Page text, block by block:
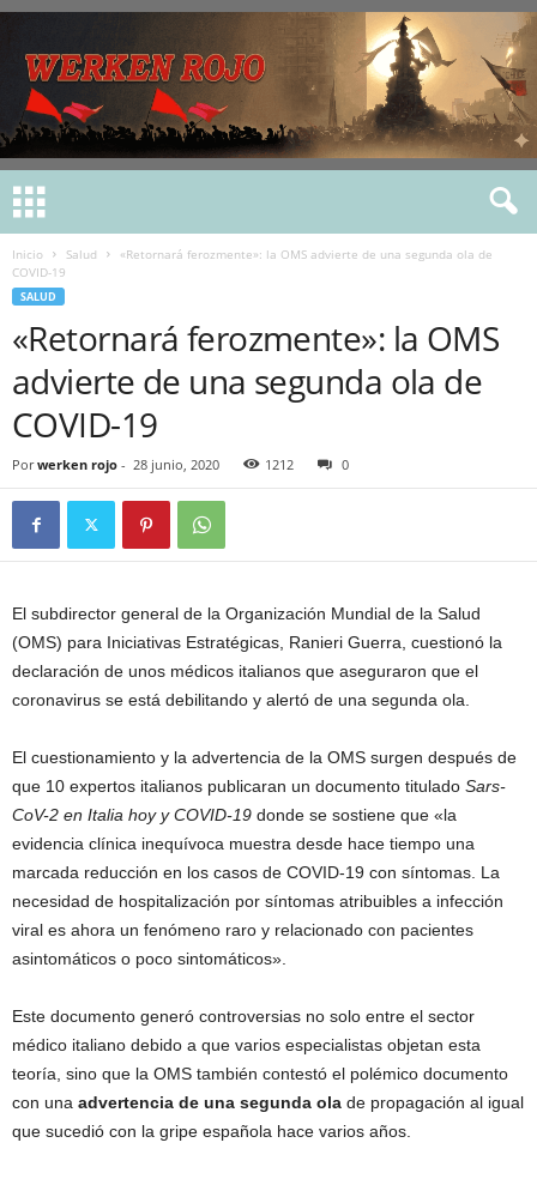
Inicio Salud
«Retornará ferozmente»: la OMS advierte de una segunda ola de
COVID-19
SALUD
«Retornará ferozmente»: la OMS
advierte de una segunda ola de
COVID-19
Por werken rojo - 28 junio, 2020 1212 0
El subdirector general de la Organización Mundial de la Salud
(OMS) para Iniciativas Estratégicas, Ranieri Guerra, cuestionó la
declaración de unos médicos italianos que aseguraron que el
coronavirus se está debilitando y alertó de una segunda ola.
El cuestionamiento y la advertencia de la OMS surgen después de
que 10 expertos italianos publicaran un documento titulado Sars-
CoV-2 en Italia hoy y COVID-19 donde se sostiene que «la
evidencia clínica inequívoca muestra desde hace tiempo una
marcada reducción en los casos de COVID-19 con síntomas. La
necesidad de hospitalización por síntomas atribuibles a infección
viral es ahora un fenómeno raro y relacionado con pacientes
asintomáticos o poco sintomáticos».
Este documento generó controversias no solo entre el sector
médico italiano debido a que varios especialistas objetan esta
teoría, sino que la OMS también contestó el polémico documento
con una advertencia de una segunda ola de propagación al igual
que sucedió con la gripe española hace varios años.